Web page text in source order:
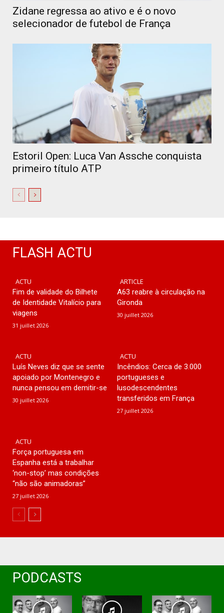
Zidane regressa ao ativo e é o novo
selecionador de futebol de França
Estoril Open: Luca Van Assche conquista
primeiro título ATP
FLASH ACTU
ACTU
Fim de validade do Bilhete
de Identidade Vitalício para
viagens
31 juillet 2026
ARTICLE
A63 reabre à circulação na
Gironda
30 juillet 2026
ACTU
Luís Neves diz que se sente
apoiado por Montenegro e
nunca pensou em demitir-se
30 juillet 2026
ACTU
Incêndios: Cerca de 3.000
portugueses e
lusodescendentes
transferidos em França
27 juillet 2026
ACTU
Força portuguesa em
Espanha está a trabalhar
‘non-stop’ mas condições
“não são animadoras”
27 juillet 2026
PODCASTS